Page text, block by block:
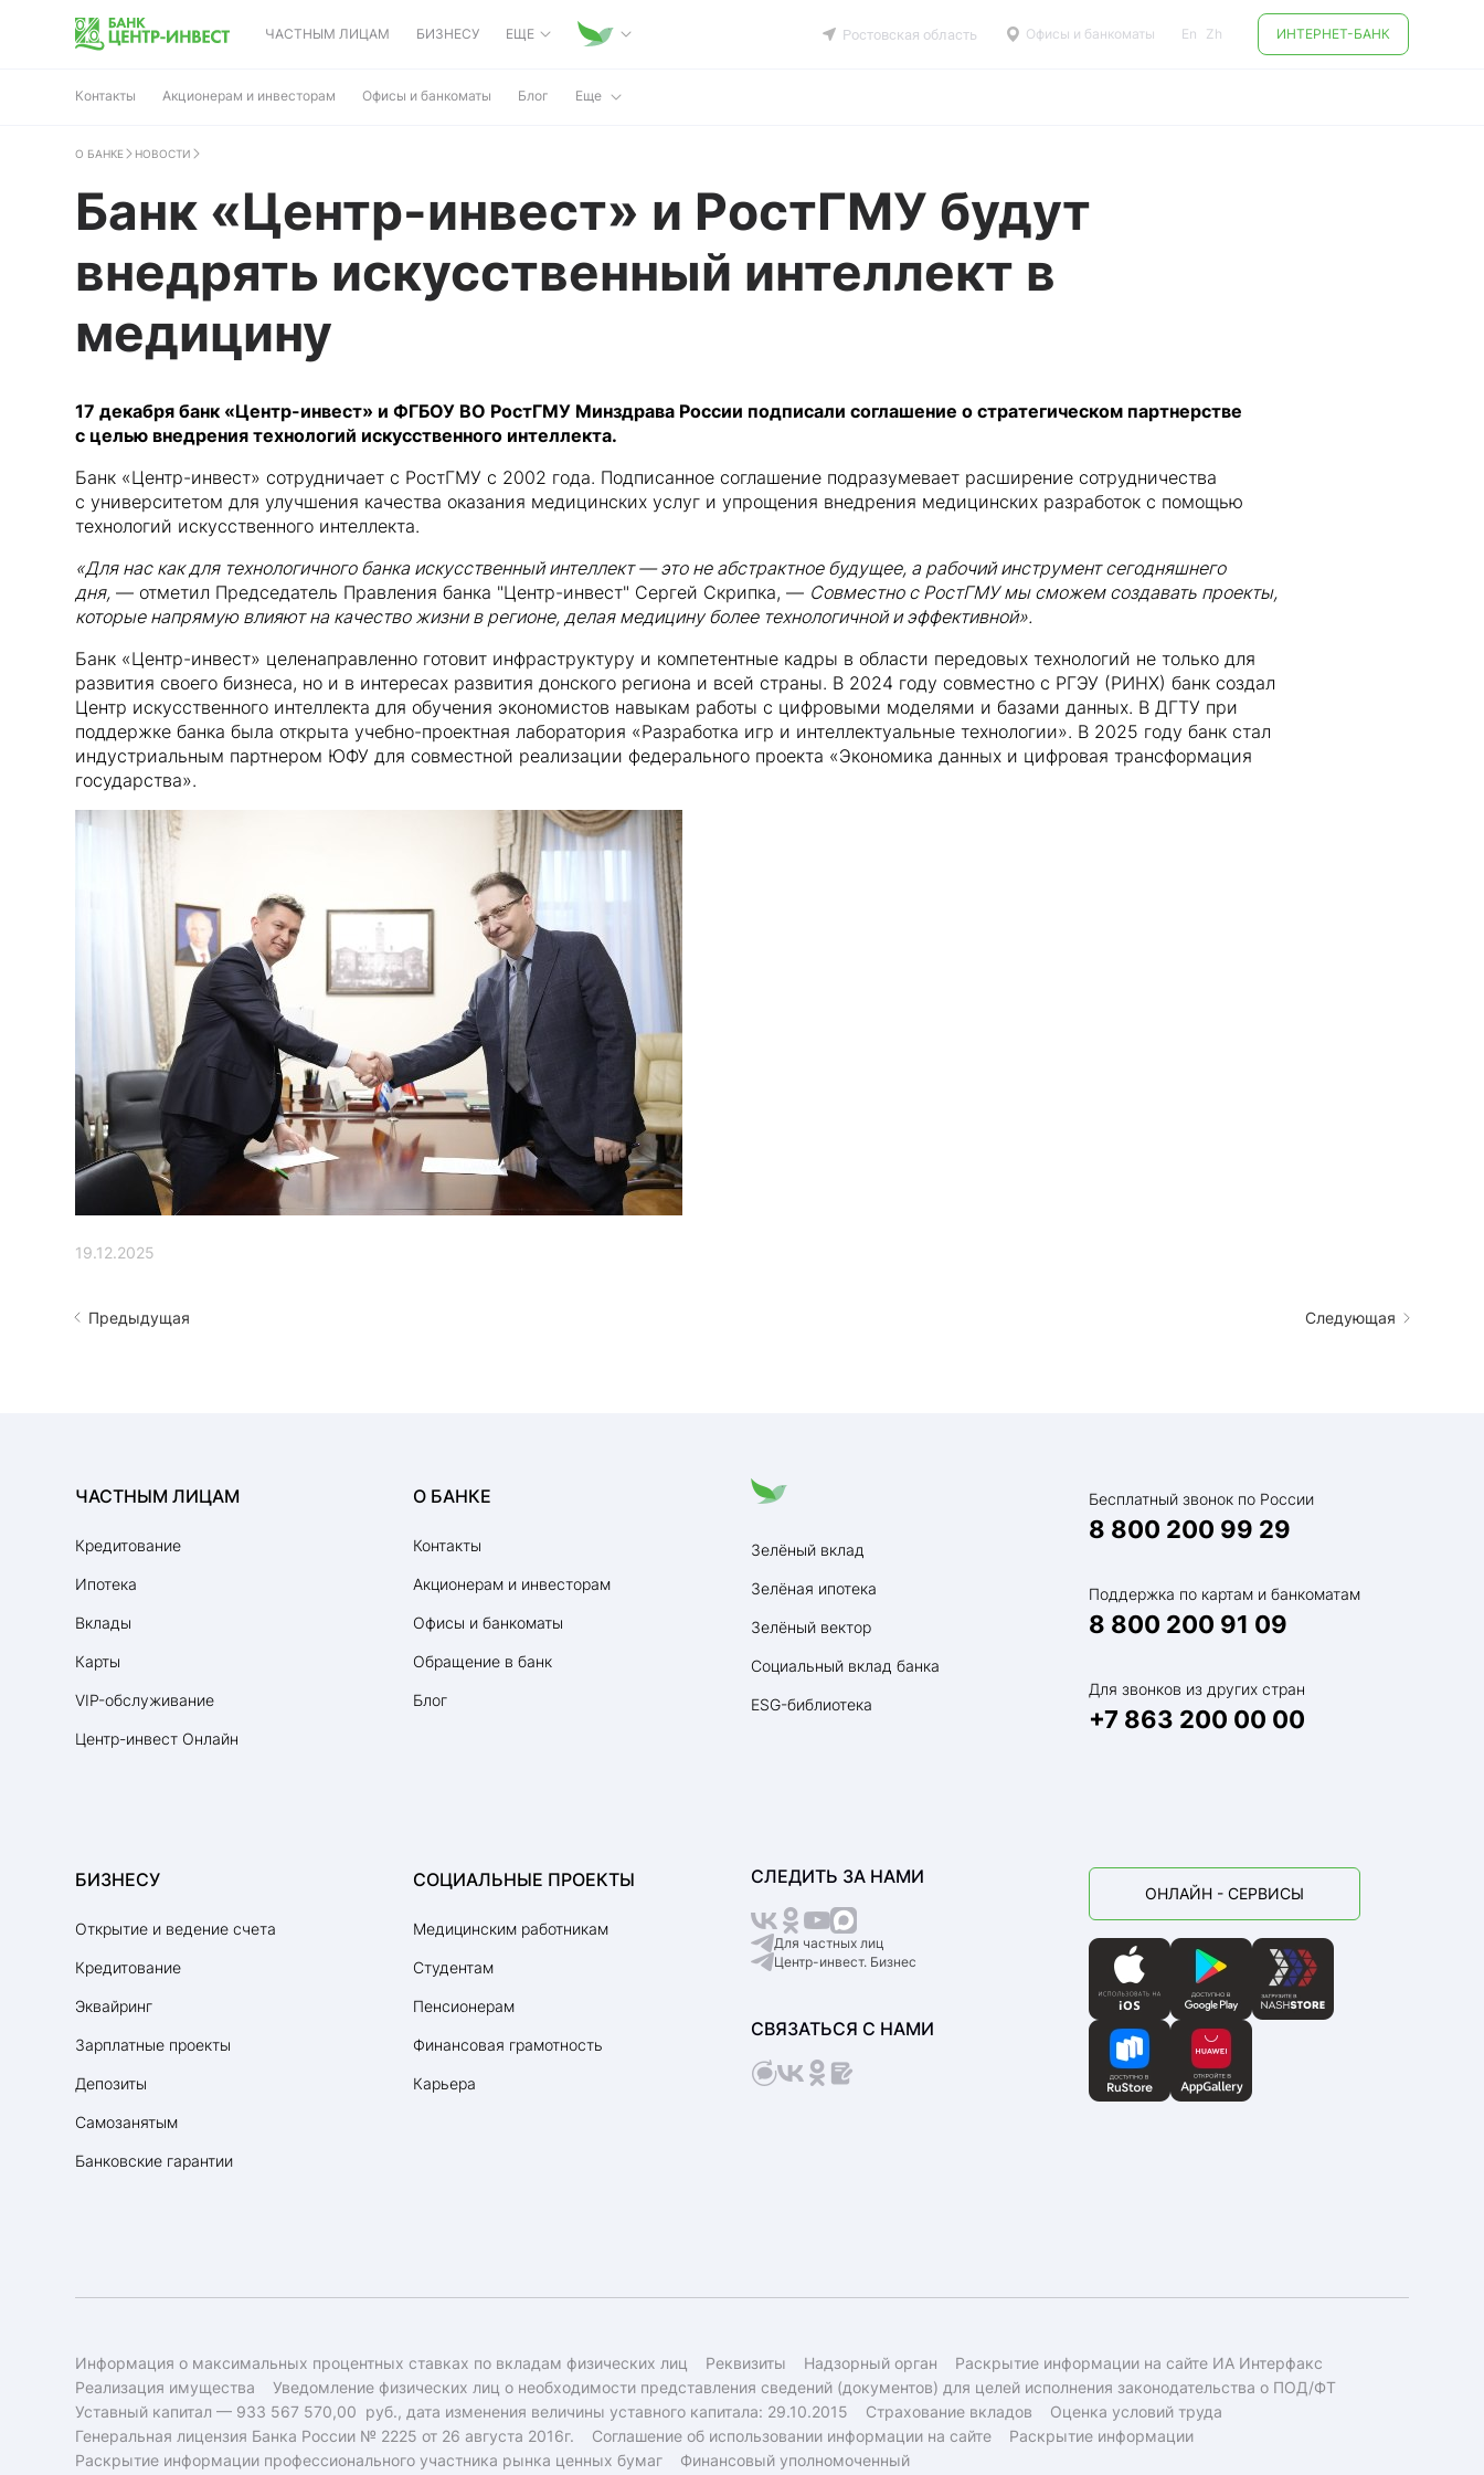
ЧАСТНЫМ ЛИЦАМ БИЗНЕСУ ЕЩЕ Ростовская область Офисы и банкоматы En Zh ИНТЕРНЕТ-БАНК
Контакты Акционерам и инвесторам Офисы и банкоматы Блог Еще
О БАНКЕ НОВОСТИ
Банк «Центр-инвест» и РостГМУ будут
внедрять искусственный интеллект в
медицину
17 декабря банк «Центр-инвест» и ФГБОУ ВО РостГМУ Минздрава России подписали соглашение о стратегическом партнерстве
с целью внедрения технологий искусственного интеллекта.
Банк «Центр-инвест» сотрудничает с РостГМУ с 2002 года. Подписанное соглашение подразумевает расширение сотрудничества
с университетом для улучшения качества оказания медицинских услуг и упрощения внедрения медицинских разработок с помощью
технологий искусственного интеллекта.
«Для нас как для технологичного банка искусственный интеллект — это не абстрактное будущее, а рабочий инструмент сегодняшнего
дня, — отметил Председатель Правления банка "Центр-инвест" Сергей Скрипка, — Совместно с РостГМУ мы сможем создавать проекты,
которые напрямую влияют на качество жизни в регионе, делая медицину более технологичной и эффективной».
Банк «Центр-инвест» целенаправленно готовит инфраструктуру и компетентные кадры в области передовых технологий не только для
развития своего бизнеса, но и в интересах развития донского региона и всей страны. В 2024 году совместно с РГЭУ (РИНХ) банк создал
Центр искусственного интеллекта для обучения экономистов навыкам работы с цифровыми моделями и базами данных. В ДГТУ при
поддержке банка была открыта учебно-проектная лаборатория «Разработка игр и интеллектуальные технологии». В 2025 году банк стал
индустриальным партнером ЮФУ для совместной реализации федерального проекта «Экономика данных и цифровая трансформация
государства».
19.12.2025
Предыдущая Следующая
ЧАСТНЫМ ЛИЦАМ
Кредитование
Ипотека
Вклады
Карты
VIP-обслуживание
Центр-инвест Онлайн
БИЗНЕСУ
Открытие и ведение счета
Кредитование
Эквайринг
Зарплатные проекты
Депозиты
Самозанятым
Банковские гарантии
О БАНКЕ
Контакты
Акционерам и инвесторам
Офисы и банкоматы
Обращение в банк
Блог
СОЦИАЛЬНЫЕ ПРОЕКТЫ
Медицинским работникам
Студентам
Пенсионерам
Финансовая грамотность
Карьера
Зелёный вклад
Зелёная ипотека
Зелёный вектор
Социальный вклад банка
ESG-библиотека
СЛЕДИТЬ ЗА НАМИ
Для частных лиц
Центр-инвест. Бизнес
СВЯЗАТЬСЯ С НАМИ
Бесплатный звонок по России
8 800 200 99 29
Поддержка по картам и банкоматам
8 800 200 91 09
Для звонков из других стран
+7 863 200 00 00
ОНЛАЙН - СЕРВИСЫ
Информация о максимальных процентных ставках по вкладам физических лиц Реквизиты Надзорный орган
Раскрытие информации на сайте ИА Интерфакс
Реализация имущества
Уведомление физических лиц о необходимости представления сведений (документов) для целей исполнения законодательства о ПОД/ФТ
Уставный капитал — 933 567 570,00 руб., дата изменения величины уставного капитала: 29.10.2015
Страхование вкладов
Оценка условий труда
Генеральная лицензия Банка России № 2225 от 26 августа 2016г.
Соглашение об использовании информации на сайте
Раскрытие информации
Раскрытие информации профессионального участника рынка ценных бумаг
Финансовый уполномоченный